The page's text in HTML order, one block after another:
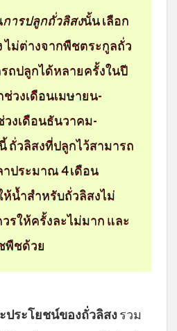
การปลูกถั่วลิสงนั้น เลือก
ไม่ต่างจากพืชตระกูลถั่ว
ถปลูกได้หลายครั้งในปี
ช่วงเดือนเมษายน-
งเดือนธันวาคม-
ถั่วลิสงที่ปลูกไว้สามารถ
าประมาณ 4 เดือน
ห้น้ำสำหรับถั่วลิสงไม่
รให้ครั้งละไม่มาก และ
พืชด้วย
ระโยชน์ของถั่วลิสงรวม